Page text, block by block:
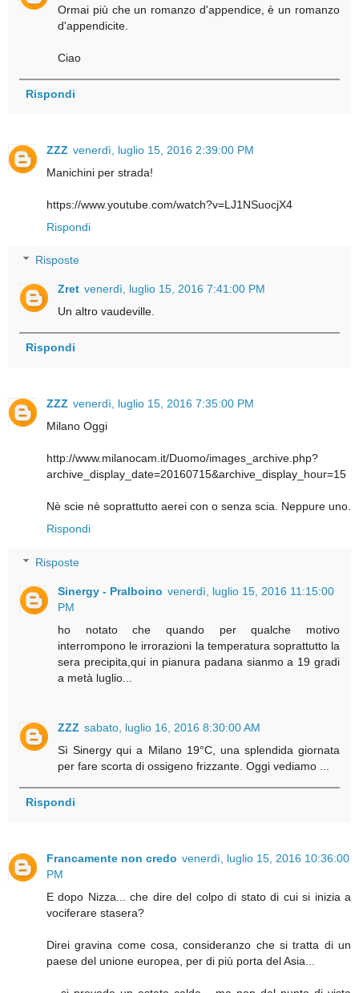
Ormai più che un romanzo d'appendice, è un romanzo
d'appendicite.
Ciao
Rispondi
ZZZ venerdì, luglio 15, 2016 2:39:00 PM
Manichini per strada!
https://www.youtube.com/watch?v=LJ1NSuocjX4
Rispondi
Risposte
Zret venerdì, luglio 15, 2016 7:41:00 PM
Un altro vaudeville.
Rispondi
ZZZ venerdì, luglio 15, 2016 7:35:00 PM
Milano Oggi
http://www.milanocam.it/Duomo/images_archive.php?
archive_display_date=20160715&archive_display_hour=15
Nè scie nè soprattutto aerei con o senza scia. Neppure uno.
Rispondi
Risposte
Sinergy - Pralboino venerdì, luglio 15, 2016 11:15:00
PM
ho notato che quando per qualche motivo
interrompono le irrorazioni la temperatura soprattutto la
sera precipita,qui in pianura padana sianmo a 19 gradi
a metà luglio...
ZZZ sabato, luglio 16, 2016 8:30:00 AM
Sì Sinergy qui a Milano 19°C, una splendida giornata
per fare scorta di ossigeno frizzante. Oggi vediamo ...
Rispondi
Francamente non credo venerdì, luglio 15, 2016 10:36:00
PM
E dopo Nizza... che dire del colpo di stato di cui si inizia a
vociferare stasera?
Direi gravina come cosa, consideranzo che si tratta di un
paese del unione europea, per di più porta del Asia...